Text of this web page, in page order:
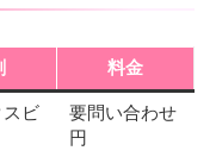
料金
ビ
要問い合わせ
円